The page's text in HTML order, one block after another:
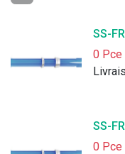
SS-
0 Pce
SS-
0 Pce